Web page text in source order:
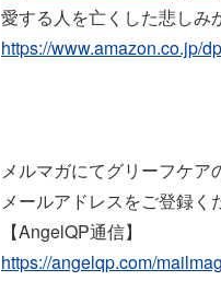
愛する人を亡くした悲しみ
https://www.amazon.co.jp/
メルマガにてグリーフケア
メールアドレスをご登録く
【AngelQP通信】
https://angelqp.com/mailmag